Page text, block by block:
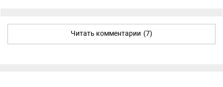
Читать комментарии (7)